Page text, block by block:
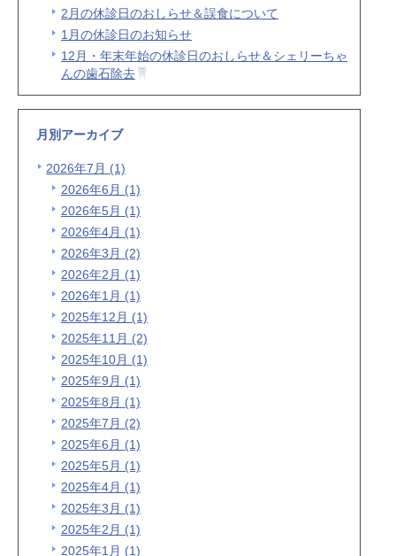
2月の休診日のおしらせ＆誤食について
1月の休診日のお知らせ
12月・年末年始の休診日のおしらせ＆シェリーちゃ
んの歯石除去
月別アーカイブ
2026年7月 (1)
2026年6月 (1)
2026年5月 (1)
2026年4月 (1)
2026年3月 (2)
2026年2月 (1)
2026年1月 (1)
2025年12月 (1)
2025年11月 (2)
2025年10月 (1)
2025年9月 (1)
2025年8月 (1)
2025年7月 (2)
2025年6月 (1)
2025年5月 (1)
2025年4月 (1)
2025年3月 (1)
2025年2月 (1)
2025年1月 (1)